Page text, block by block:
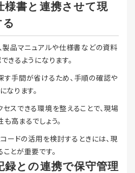
様書と連携させて現
製品マニュアルや仕様書などの資料
きるようになります。
手間が省けるため、手順の確認や
なります。
スできる環境を整えることで、現場
高まるでしょう。
ードの活用を検討するときには、現
とが重要です。
録との連携で保守管理